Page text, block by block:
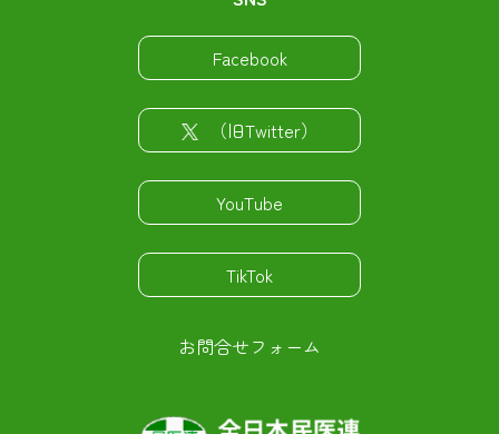
Facebook
（旧Twitter）
YouTube
TikTok
お問合せフォーム